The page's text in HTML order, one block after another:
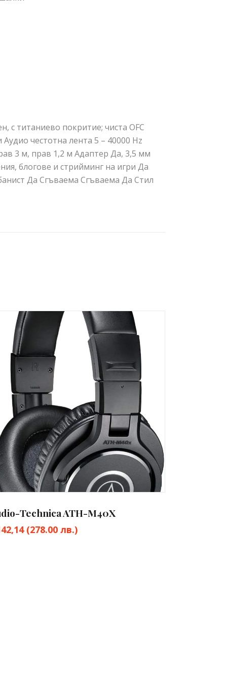
титаниево покритие; чиста OFC
честотна лента 5 – 40000 Hz
3 м, прав 1,2 м Адаптер Да, 3,5 мм
блогове и стрийминг на игри Да
Да Сгъваема Сгъваема Да Стил
Technica ATH-M40X
(278.00 лв.)